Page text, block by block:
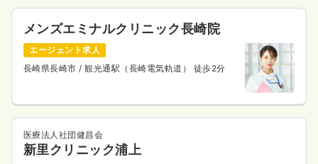
メンズエミナルクリニック長崎院
エージェント求人
長崎県長崎市/ 観光通駅（長崎電気軌道） 徒歩2分
医療法人社団健昌会
新里クリニック浦上